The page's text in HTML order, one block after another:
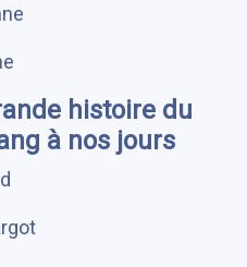
histoire du
à nos jours